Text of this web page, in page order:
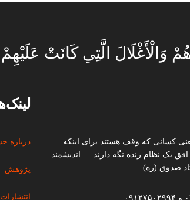
وَالْأَغْلَالَ الَّتِي كَانَتْ عَلَيْهِمْ
کسانی که وقف هستند برای اینکه
یک نظام زنده نگه دارند … اندیشمند
صدوق (ره)
درباره
پژوهش
انتشارات